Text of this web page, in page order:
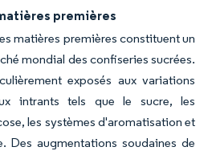
premières
matières premières constituent un
mondial des confiseries sucrées.
exposés aux variations
intrants tels que le sucre, les
les systèmes d'aromatisation et
Des augmentations soudaines de